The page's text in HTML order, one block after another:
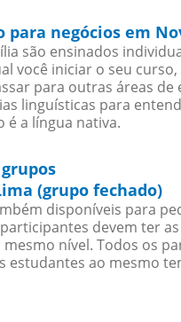
negócios em
são ensinados
você iniciar o seu
para outras áreas
linguísticas para
a língua nativa.
(grupo fechado)
disponíveis para
devem ter
nível. Todos os
estudantes ao mesmo